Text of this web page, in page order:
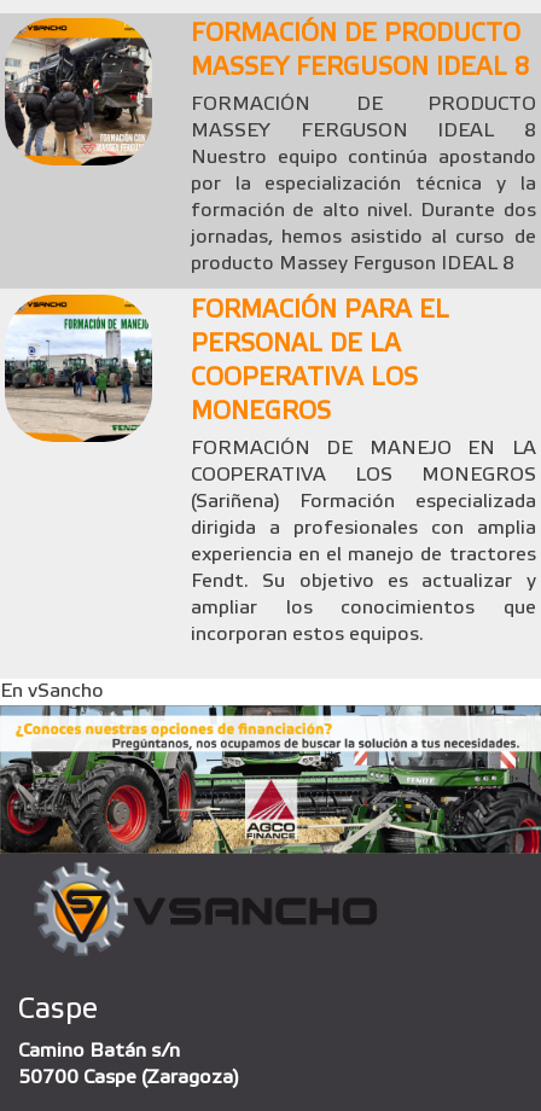
FORMACIÓN DE PRODUCTO
MASSEY FERGUSON IDEAL 8
FORMACIÓN DE PRODUCTO
MASSEY FERGUSON IDEAL 8
Nuestro equipo continúa apostando
por la especialización técnica y la
formación de alto nivel. Durante dos
jornadas, hemos asistido al curso de
producto Massey Ferguson IDEAL 8
FORMACIÓN PARA EL
PERSONAL DE LA
COOPERATIVA LOS
MONEGROS
FORMACIÓN DE MANEJO EN LA
COOPERATIVA LOS MONEGROS
(Sariñena) Formación especializada
dirigida a profesionales con amplia
experiencia en el manejo de tractores
Fendt. Su objetivo es actualizar y
ampliar los conocimientos que
incorporan estos equipos.
En vSancho
Caspe
Camino Batán s/n
50700 Caspe (Zaragoza)